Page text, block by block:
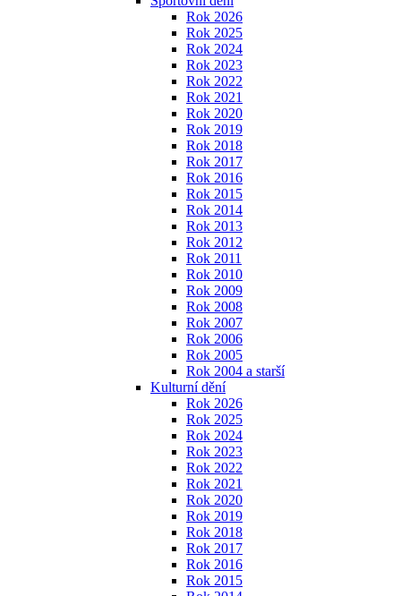
Rok 2026
Rok 2025
Rok 2024
Rok 2023
Rok 2022
Rok 2021
Rok 2020
Rok 2019
Rok 2018
Rok 2017
Rok 2016
Rok 2015
Rok 2014
Rok 2013
Rok 2012
Rok 2011
Rok 2010
Rok 2009
Rok 2008
Rok 2007
Rok 2006
Rok 2005
Rok 2004 a starší
Kulturní dění
Rok 2026
Rok 2025
Rok 2024
Rok 2023
Rok 2022
Rok 2021
Rok 2020
Rok 2019
Rok 2018
Rok 2017
Rok 2016
Rok 2015